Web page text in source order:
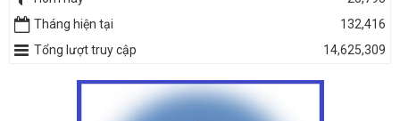
Tháng hiện tại
132,416
Tổng lượt truy cập
14,625,309